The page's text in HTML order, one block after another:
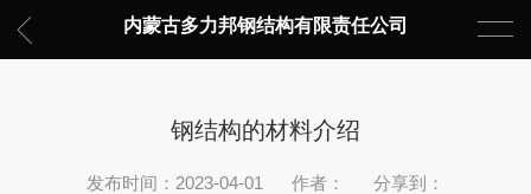
内蒙古多力邦钢结构有限责任公司
钢结构的材料介绍
发布时间：2023-04-01 作者：
分享到：